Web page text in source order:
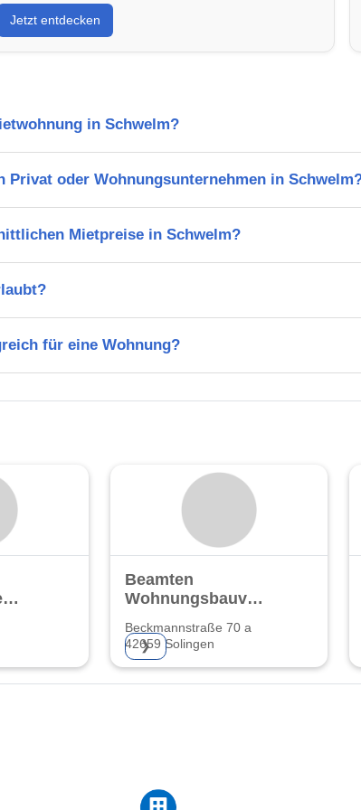
Jetzt entdecken
in Schwelm?
Privat oder Wohnungsunternehmen in
Mietpreise in Schwelm?
für eine Wohnung?
Beamten
Wohnungsbauverein
Beckmannstraße 70 a
42659 Solingen
❯